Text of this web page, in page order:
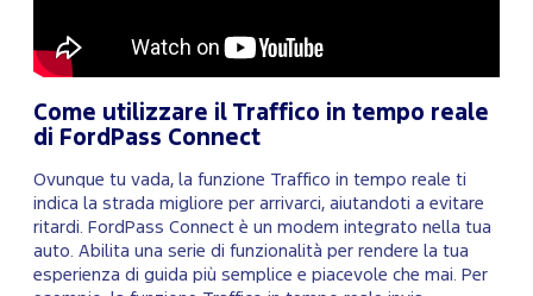
Come utilizzare il Traffico in tempo reale
di FordPass Connect
Ovunque tu vada, la funzione Traffico in tempo reale ti
indica la strada migliore per arrivarci, aiutandoti a evitare
ritardi. FordPass Connect è un modem integrato nella tua
auto. Abilita una serie di funzionalità per rendere la tua
esperienza di guida più semplice e piacevole che mai. Per